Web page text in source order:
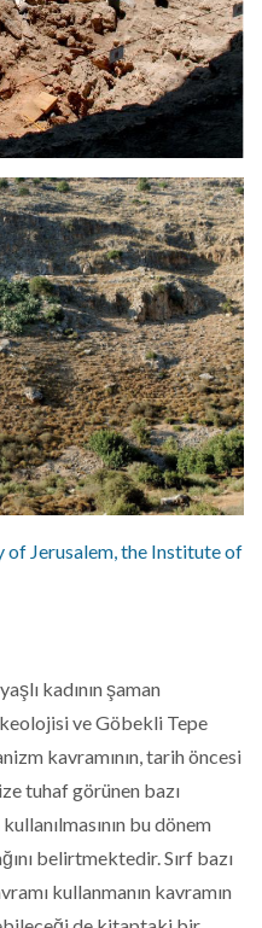
Jerusalem, the Institute of
kadının şaman
ve Göbekli Tepe
kavramının, tarih öncesi
tuhaf görünen bazı
bu dönem
belirtmektedir. Sırf bazı
kullanmanın kavramın